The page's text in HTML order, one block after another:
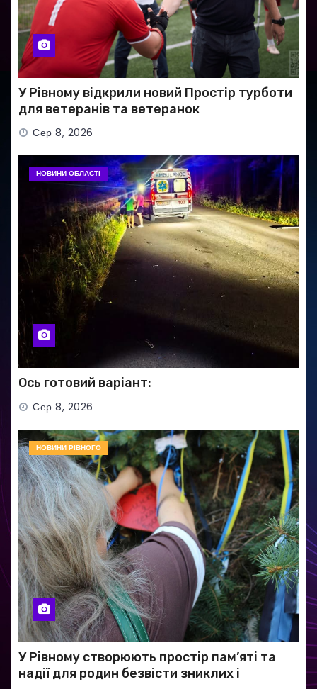
У Рівному відкрили новий Простір турботи
для ветеранів та ветеранок
Сер 8, 2026
НОВИНИ ОБЛАСТІ
Ось готовий варіант:
Сер 8, 2026
НОВИНИ РІВНОГО
У Рівному створюють простір пам’яті та
надії для родин безвісти зниклих і